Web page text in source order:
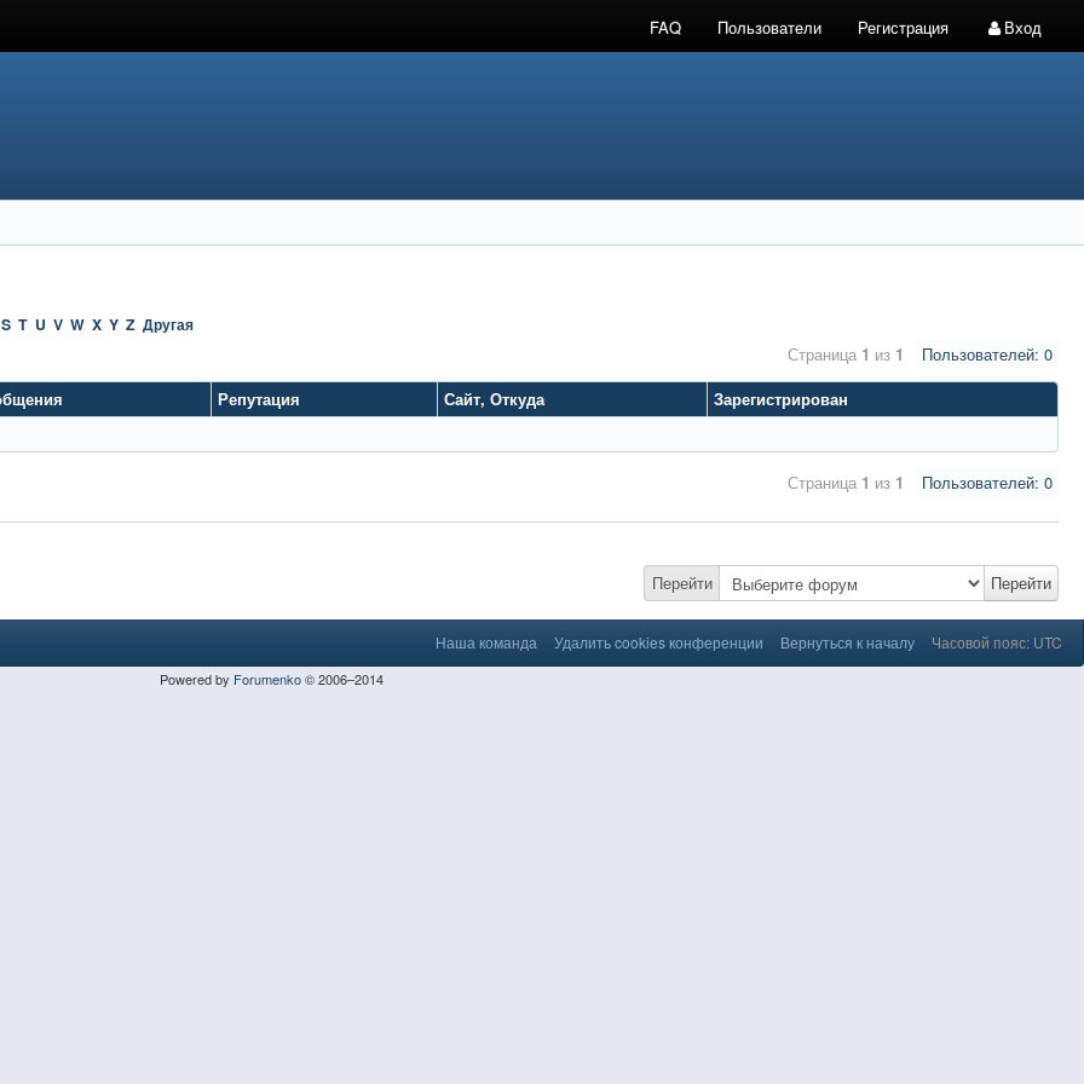
FAQ Пользователи Регистрация Вход
S T U V W X Y Z Другая
Пользователей: 0
Страница 1 из 1
Репутация Сайт, Откуда
Зарегистрирован
Пользователей: 0
Страница 1 из 1
Перейти Перейти
Наша команда Удалить cookies конференции Вернуться к началу Часовой пояс: UTC
Powered by Forumenko© 2006–2014